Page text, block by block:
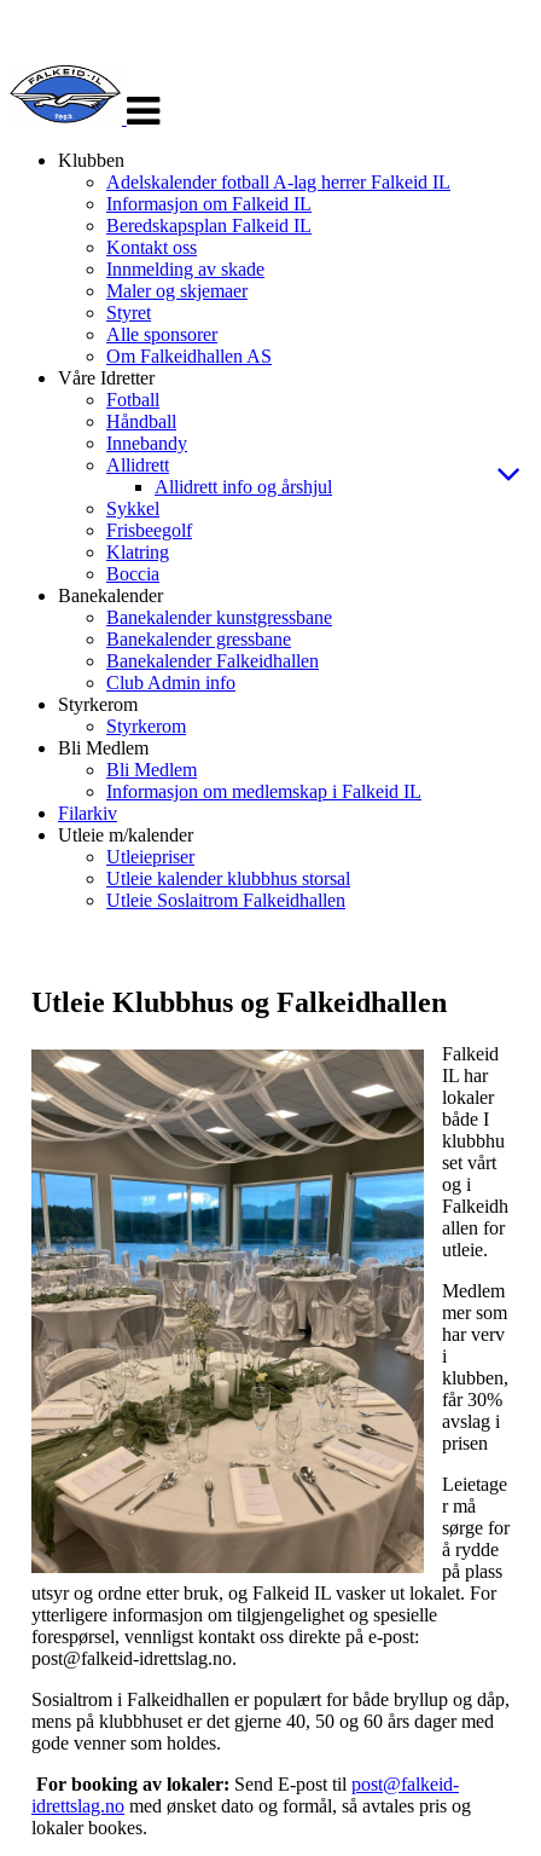
navigasjon
Klubben
Adelskalender fotball A-lag herrer Falkeid IL
Informasjon om Falkeid IL
Beredskapsplan Falkeid IL
Kontakt oss
Innmelding av skade
Maler og skjemaer
Styret
Alle sponsorer
Om Falkeidhallen AS
Våre Idretter
Fotball
Håndball
Innebandy
Allidrett
Allidrett info og årshjul
Sykkel
Frisbeegolf
Klatring
Boccia
Banekalender
Banekalender kunstgressbane
Banekalender gressbane
Banekalender Falkeidhallen
Club Admin info
Styrkerom
Styrkerom
Bli Medlem
Bli Medlem
Informasjon om medlemskap i Falkeid IL
Filarkiv
Utleie m/kalender
Utleiepriser
Utleie kalender klubbhus storsal
Utleie Soslaitrom Falkeidhallen
Utleie Klubbhus og Falkeidhallen
Falkeid
IL har
lokaler
både I
klubbhu
set vårt
og i
Falkeidh
allen for
utleie.
Medlem
mer som
har verv
i
klubben,
får 30%
avslag i
prisen
Leietage
r må
sørge for
å rydde
på plass
utsyr og ordne etter bruk, og Falkeid IL vasker ut lokalet. For
ytterligere informasjon om tilgjengelighet og spesielle
forespørsel, vennligst kontakt oss direkte på e-post:
post@falkeid-idrettslag.no.
Sosialtrom i Falkeidhallen er populært for både bryllup og dåp,
mens på klubbhuset er det gjerne 40, 50 og 60 års dager med
gode venner som holdes.
For booking av lokaler: Send E-post til post@falkeid-
idrettslag.no med ønsket dato og formål, så avtales pris og
lokaler bookes.